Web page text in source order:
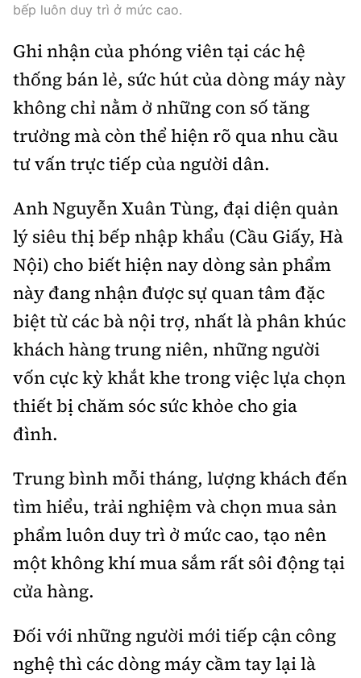
Tổng biên tập:Nguyễn Thị Hồng Nga
Nguyễn Đức Thắng, La Đức Hùng
Hotline:
0901 514 799
Quảng cáo và Phát hành:
0915 057 282
Email:bandoc@baoxaydung.vn
Cấm sao chép dưới mọi hình thức nếu không có sự
Thông tin tòa
bếp luôn duy trì ở mức cao.
Ghi nhận của phóng viên tại các hệ
thống bán lẻ, sức hút của dòng máy này
không chỉ nằm ở những con số tăng
trưởng mà còn thể hiện rõ qua nhu cầu
tư vấn trực tiếp của người dân.
Anh Nguyễn Xuân Tùng, đại diện quản
lý siêu thị bếp nhập khẩu (Cầu Giấy, Hà
Nội) cho biết hiện nay dòng sản phẩm
này đang nhận được sự quan tâm đặc
biệt từ các bà nội trợ, nhất là phân khúc
khách hàng trung niên, những người
vốn cực kỳ khắt khe trong việc lựa chọn
thiết bị chăm sóc sức khỏe cho gia
đình.
Trung bình mỗi tháng, lượng khách đến
tìm hiểu, trải nghiệm và chọn mua sản
phẩm luôn duy trì ở mức cao, tạo nên
một không khí mua sắm rất sôi động tại
cửa hàng.
Đối với những người mới tiếp cận công
nghệ thì các dòng máy cầm tay lại là